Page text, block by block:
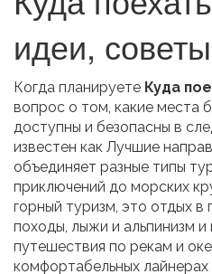
идеи,
Когда планируете Куда
вопрос о том, какие места
доступны и безопасны в
известен как Лучшие
объединяет разные типы
приключений до морских
горный туризм, это отдых в
походы, лыжи и альпинизм и
путешествия по рекам и
комфортабельных лайнерах